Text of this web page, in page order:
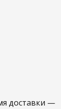
доставки —